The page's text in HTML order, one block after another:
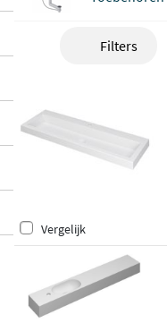
Filters
Vergelijk